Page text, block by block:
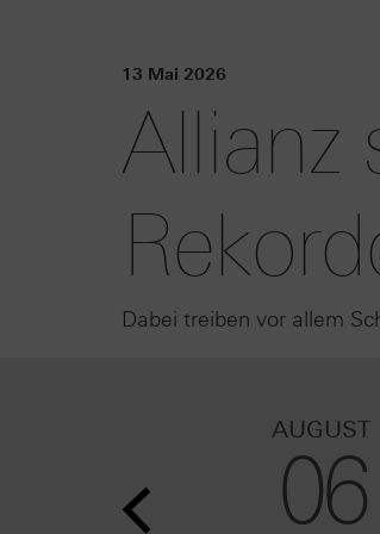
13 Mai 2026
Allianz
Dabei treiben vor allem
AUGUST
06